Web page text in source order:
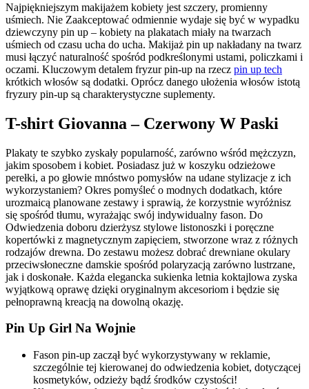
Najpiękniejszym makijażem kobiety jest szczery, promienny
uśmiech. Nie Zaakceptować odmiennie wydaje się być w wypadku
dziewczyny pin up – kobiety na plakatach miały na twarzach
uśmiech od czasu ucha do ucha. Makijaż pin up nakładany na twarz
musi łączyć naturalność spośród podkreślonymi ustami, policzkami i
oczami. Kluczowym detalem fryzur pin-up na rzecz pin up tech
krótkich włosów są dodatki. Oprócz danego ułożenia włosów istotą
fryzury pin-up są charakterystyczne suplementy.
T-shirt Giovanna – Czerwony W Paski
Plakaty te szybko zyskały popularność, zarówno wśród mężczyzn,
jakim sposobem i kobiet. Posiadasz już w koszyku odzieżowe
perełki, a po głowie mnóstwo pomysłów na udane stylizacje z ich
wykorzystaniem? Okres pomyśleć o modnych dodatkach, które
urozmaicą planowane zestawy i sprawią, że korzystnie wyróżnisz
się spośród tłumu, wyrażając swój indywidualny fason. Do
Odwiedzenia doboru dzierżysz stylowe listonoszki i poręczne
kopertówki z magnetycznym zapięciem, stworzone wraz z różnych
rodzajów drewna. Do zestawu możesz dobrać drewniane okulary
przeciwsłoneczne damskie spośród polaryzacją zarówno lustrzane,
jak i doskonałe. Każda elegancka sukienka letnia koktajlowa zyska
wyjątkową oprawę dzięki oryginalnym akcesoriom i będzie się
pełnoprawną kreacją na dowolną okazję.
Pin Up Girl Na Wojnie
Fason pin-up zaczął być wykorzystywany w reklamie,
szczególnie tej kierowanej do odwiedzenia kobiet, dotyczącej
kosmetyków, odzieży bądź środków czystości!